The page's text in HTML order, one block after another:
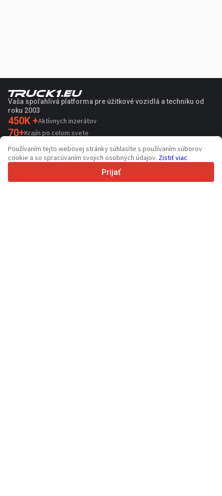
Vaša spoľahlivá platforma pre úžitkové vozidlá a techniku od
roku 2003
450K +Aktívnych inzerátov
70+Krajín po celom svete
36Podporovaných jazykov
4.7/5
Používaním tejto webovej stránky súhlasíte s používaním súborov
cookie a so spracúvaním svojich osobných údajov. Zistiť viac
Prijať